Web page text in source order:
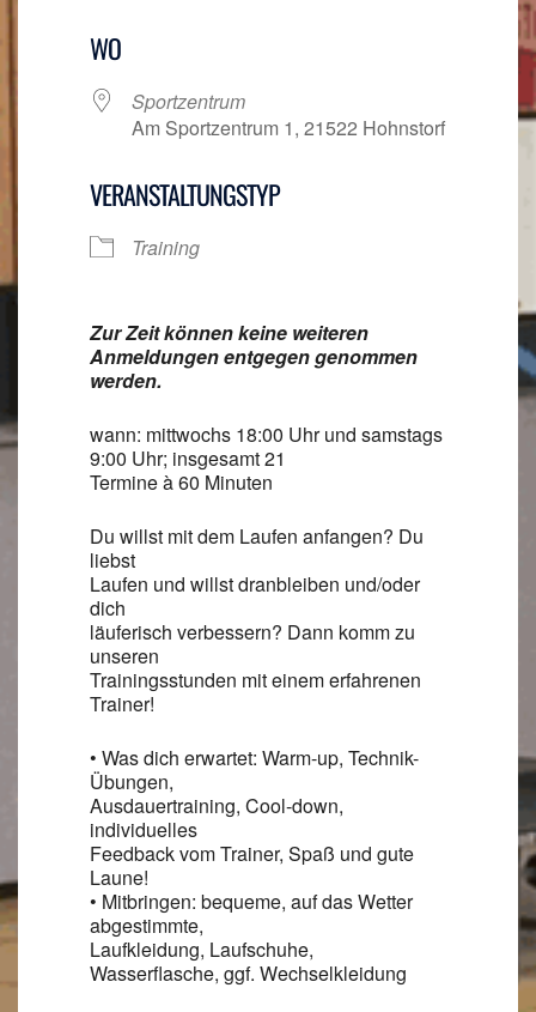
Google
WO
Sportzentrum
Am Sportzentrum 1, 21522 Hohnstorf
VERANSTALTUNGSTYP
Training
Zur Zeit können keine weiteren
Anmeldungen entgegen genommen
werden.
wann: mittwochs 18:00 Uhr und samstags
9:00 Uhr; insgesamt 21
Termine à 60 Minuten
Du willst mit dem Laufen anfangen? Du
liebst
Laufen und willst dranbleiben und/oder
dich
läuferisch verbessern? Dann komm zu
unseren
Trainingsstunden mit einem erfahrenen
Trainer!
• Was dich erwartet: Warm-up, Technik-
Übungen,
Ausdauertraining, Cool-down,
individuelles
Feedback vom Trainer, Spaß und gute
Laune!
• Mitbringen: bequeme, auf das Wetter
abgestimmte,
Laufkleidung, Laufschuhe,
Wasserflasche, ggf. Wechselkleidung